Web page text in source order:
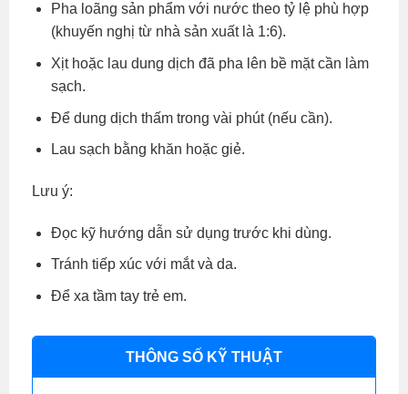
Pha loãng sản phẩm với nước theo tỷ lệ phù hợp
(khuyến nghị từ nhà sản xuất là 1:6).
Xịt hoặc lau dung dịch đã pha lên bề mặt cần làm
sạch.
Để dung dịch thấm trong vài phút (nếu cần).
Lau sạch bằng khăn hoặc giẻ.
Lưu ý:
Đọc kỹ hướng dẫn sử dụng trước khi dùng.
Tránh tiếp xúc với mắt và da.
Để xa tầm tay trẻ em.
THÔNG SỐ KỸ THUẬT